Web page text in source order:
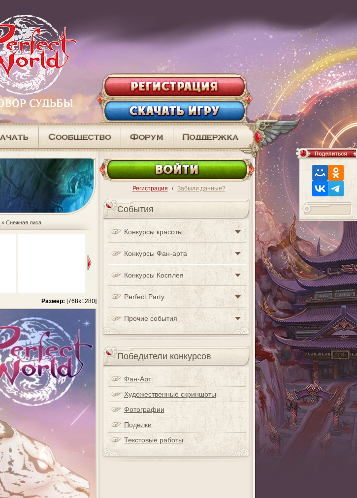
» Снежная лиса
Размер: [768x1280]
Регистрация / Забыли данные?
Cобытия
Конкурсы красоты
Конкурсы Фан-арта
Конкурсы Косплея
Perfect Party
Прочие события
Победители конкурсов
Фан-Арт
Художественные скриншоты
Фотографии
Поделки
Текстовые работы